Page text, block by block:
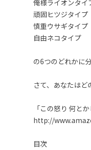
俺様ライオンタイ
頑固ヒツジタイプ
慎重ウサギタイプ
自由ネコタイプ
の6つのどれかに
さて、あなたはど
「この怒り 何と
http://
目次